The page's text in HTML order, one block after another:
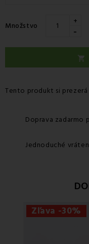
Množstvo +
-

Tento produkt si
Doprava zadarmo
Jednoduché
Zľava -30%